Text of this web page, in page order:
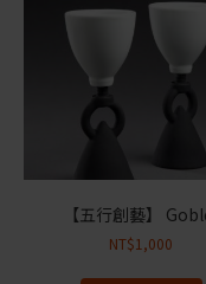
【五行創藝】
NT$1,000